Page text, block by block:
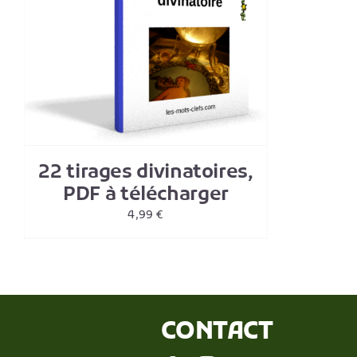
22 tirages divinatoires,
PDF à télécharger
4,99€
CONTACT